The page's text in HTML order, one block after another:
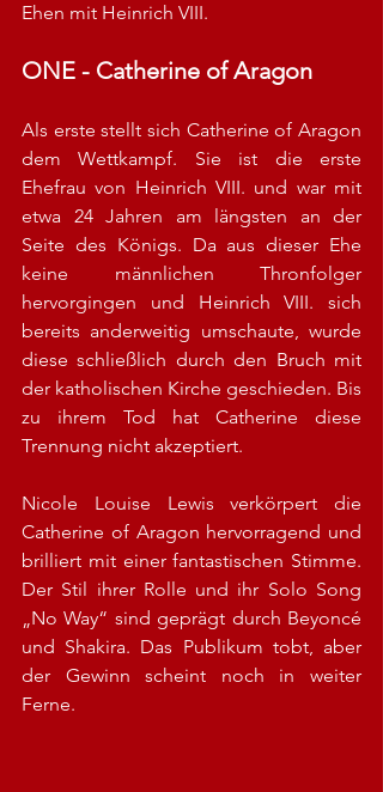
Ehen mit Heinrich VIII.
ONE - Catherine of Aragon
Als erste stellt sich Catherine of Aragon
dem Wettkampf. Sie ist die erste
Ehefrau von Heinrich VIII. und war mit
etwa 24 Jahren am längsten an der
Seite des Königs. Da aus dieser Ehe
keine männlichen Thronfolger
hervorgingen und Heinrich VIII. sich
bereits anderweitig umschaute, wurde
diese schließlich durch den Bruch mit
der katholischen Kirche geschieden. Bis
zu ihrem Tod hat Catherine diese
Trennung nicht akzeptiert.
Nicole Louise Lewis verkörpert die
Catherine of Aragon hervorragend und
brilliert mit einer fantastischen Stimme.
Der Stil ihrer Rolle und ihr Solo Song
„No Way“ sind geprägt durch Beyoncé
und Shakira. Das Publikum tobt, aber
der Gewinn scheint noch in weiter
Ferne.